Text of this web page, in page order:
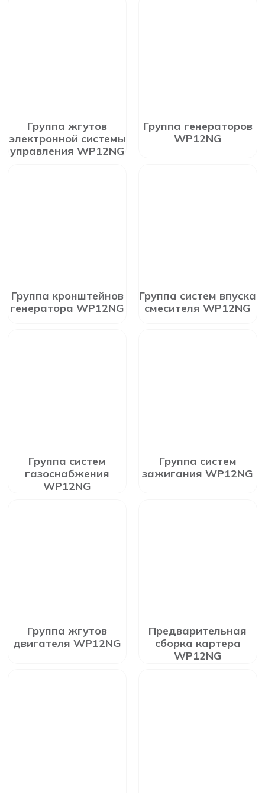
Группа жгутов
электронной системы
управления WP12NG
Группа генераторов
WP12NG
Группа кронштейнов
генератора WP12NG
Группа систем впуска
смесителя WP12NG
Группа систем
газоснабжения
WP12NG
Группа систем
зажигания WP12NG
Группа жгутов
двигателя WP12NG
Предварительная
сборка картера
WP12NG